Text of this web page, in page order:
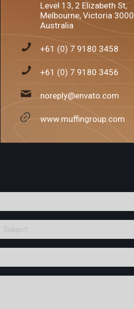
Level 13, 2 Elizabeth St,
Melbourne, Victoria 3000
Australia
+61 (0) 7 9180 3458
+61 (0) 7 9180 3456
noreply@envato.com
www.muffingroup.com